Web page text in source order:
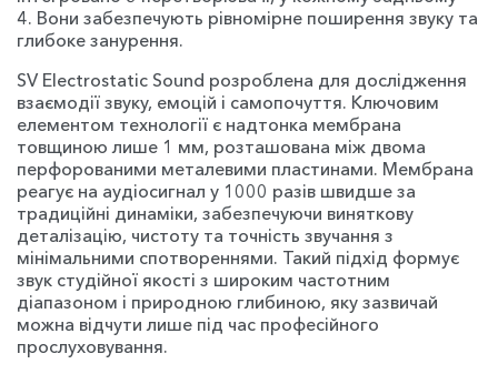
4. Вони забезпечують рівномірне поширення звуку та
глибоке занурення.
SV Electrostatic Sound розроблена для дослідження
взаємодії звуку, емоцій і самопочуття. Ключовим
елементом технології є надтонка мембрана
товщиною лише 1 мм, розташована між двома
перфорованими металевими пластинами. Мембрана
реагує на аудіосигнал у 1000 разів швидше за
традиційні динаміки, забезпечуючи виняткову
деталізацію, чистоту та точність звучання з
мінімальними спотвореннями. Такий підхід формує
звук студійної якості з широким частотним
діапазоном і природною глибиною, яку зазвичай
можна відчути лише під час професійного
прослуховування.